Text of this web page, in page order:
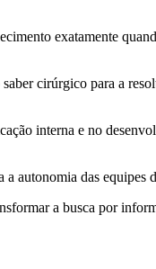
exatamente
cirúrgico para a
interna e no
a autonomia das equipes
a busca por